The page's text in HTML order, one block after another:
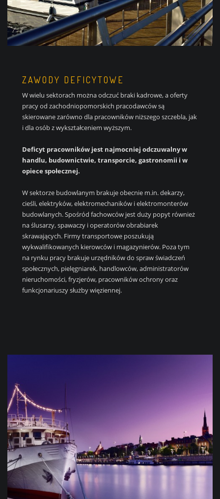
ZAWODY DEFICYTOWE
W wielu sektorach można odczuć braki kadrowe, a oferty
pracy od zachodniopomorskich pracodawców są
skierowane zarówno dla pracowników niższego szczebla, jak
i dla osób z wykształceniem wyższym.
Deficyt pracowników jest najmocniej odczuwalny w
handlu, budownictwie, transporcie, gastronomii i w
opiece społecznej.
W sektorze budowlanym brakuje obecnie m.in. dekarzy,
cieśli, elektryków, elektromechaników i elektromonterów
budowlanych. Spośród fachowców jest duży popyt również
na ślusarzy, spawaczy i operatorów obrabiarek
skrawających. Firmy transportowe poszukują
wykwalifikowanych kierowców i magazynierów. Poza tym
na rynku pracy brakuje urzędników do spraw świadczeń
społecznych, pielęgniarek, handlowców, administratorów
nieruchomości, fryzjerów, pracowników ochrony oraz
funkcjonariuszy służby więziennej.